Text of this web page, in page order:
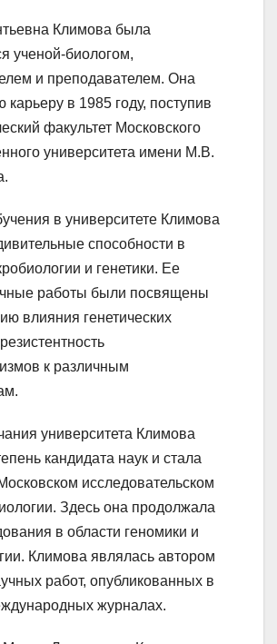
Климова была
ученой-биологом,
и преподавателем. Она
карьеру в 1985 году, поступив
факультет Московского
университета имени М.В.
в университете Климова
способности в
и генетики. Ее
работы были посвящены
влияния генетических
к различным
университета Климова
кандидата наук и стала
исследовательском
Здесь она продолжала
в области геномики и
Климова являлась автором
работ, опубликованных в
журналах.